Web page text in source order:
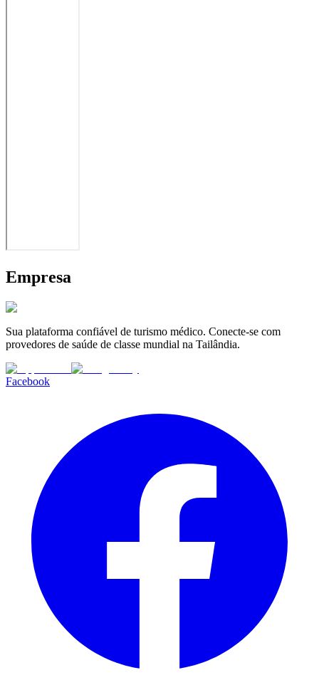
Empresa
Sua plataforma confiável de turismo médico. Conecte-se com
provedores de saúde de classe mundial na Tailândia.
Facebook